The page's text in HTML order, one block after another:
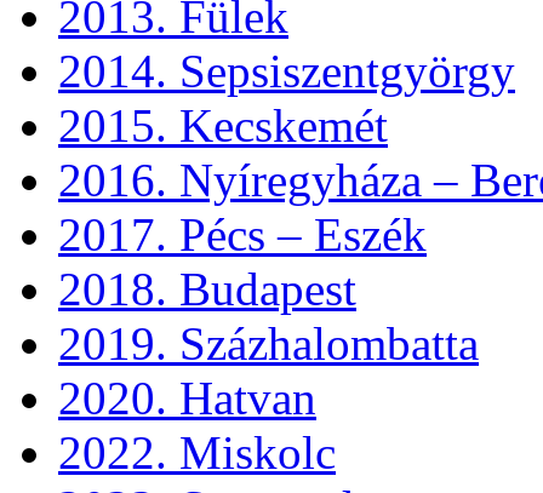
2013. Fülek
2014. Sepsiszentgyörgy
2015. Kecskemét
2016. Nyíregyháza –
2017. Pécs – Eszék
2018. Budapest
2019. Százhalombatta
2020. Hatvan
2022. Miskolc